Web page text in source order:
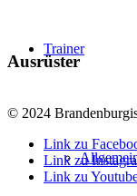
Trainer
Ausrüster
© 2024
Link zu
Link zu
Link zu